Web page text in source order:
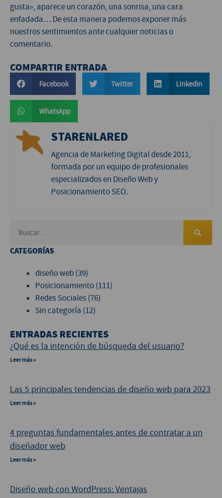
gusta», aparece un corazón, una sonrisa, una cara
enfadada… De esta manera podemos exponer más
nuestros sentimientos ante cualquier noticias o
comentario.
COMPARTIR ENTRADA
Facebook Twitter LinkedIn
WhatsApp
STARENLARED
Agencia de Marketing Digital desde 2011,
formada por un equipo de profesionales
especializados en Diseño Web y
Posicionamiento SEO.
CATEGORÍAS
diseño web(39)
Posicionamiento(111)
Redes Sociales(76)
Sin categoría (12)
ENTRADAS RECIENTES
¿Qué es la intención de búsqueda del usuario?
Leer más »
Las 5 principales tendencias de diseño web para 2023
Leer más »
4 preguntas fundamentales antes de contratar a un
diseñador web
Leer más »
Diseño web con WordPress: Ventajas